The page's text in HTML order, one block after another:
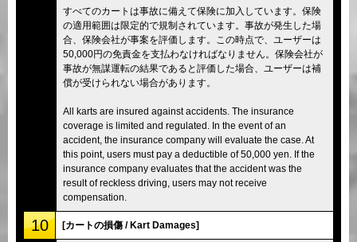
すべてのカートは事故に備えて保険に加入しています。保険
の適用範囲は限定的で規制されています。事故が発生した場
合、保険会社が事案を評価します。この時点で、ユーザーは
50,000円の免責金を支払わなければなりません。保険会社が
事故が無謀運転の結果であると評価した場合、ユーザーは補
償が受けられない場合があります。
All karts are insured against accidents. The insurance
coverage is limited and regulated. In the event of an
accident, the insurance company will evaluate the case. At
this point, users must pay a deductible of 50,000 yen. If the
insurance company evaluates that the accident was the
result of reckless driving, users may not receive
compensation.
10 [カートの損傷 / Kart Damages]